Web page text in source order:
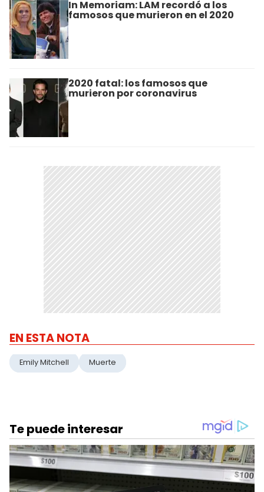
In Memoriam: LAM recordó a los
famosos que murieron en el 2020
2020 fatal: los famosos que
murieron por coronavirus
EN ESTA NOTA
Emily Mitchell Muerte